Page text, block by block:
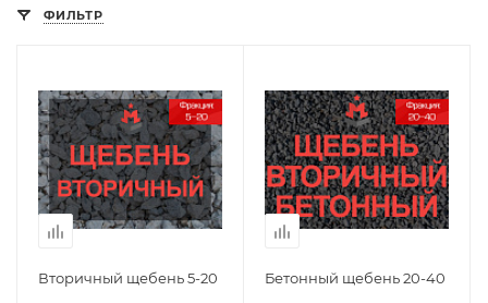
ФИЛЬТР
Вторичный щебень 5-20 Бетонный щебень 20-40